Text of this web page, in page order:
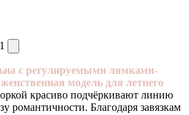
с регулируемыми лямками-
модель для летнего
красиво подчёркивают линию
романтичности. Благодаря завязкам